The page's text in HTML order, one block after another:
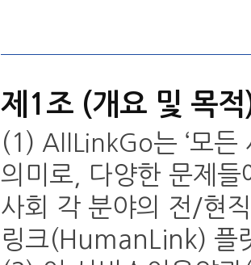
제1조 (개요 및 목
(1) AllLinkGo는 ‘모
의미로, 다양한 문제
사회 각 분야의 전/현
링크(HumanLink) 플